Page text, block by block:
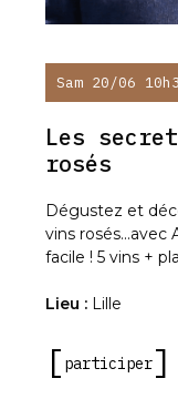
Sam 20/06
Les
rosés
Dégustez et
vins rosés...avec
facile ! 5 vins +
Lieu : Lille
participer